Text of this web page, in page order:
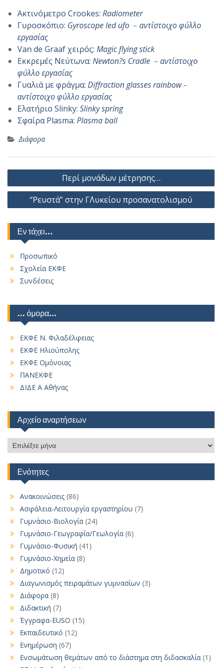
Ακτινόμετρο Crookes: Radiometer
Γυροσκόπιο: Gyroscope led ufo – αντίστοιχο φύλλο
εργασίας
Van de Graaf χειρός: Magic flying stick
Εκκρεμές Νεύτωνα: Newton?s Cradle – αντίστοιχο
φύλλο εργασίας
Γυαλιά με φράγμα: Diffraction glasses rainbow–
αντίστοιχο φύλλο εργασίας
Ελατήριο Slinky: Slinky spring
Σφαίρα Plasma: Plasma ball
Διάφορα
Πλοήγηση
άρθρων
Περί μονάδων μέτρησης…
“Ρευστά” στην Γ΄Λυκείου προσανατολισμού
Εν τάχει…
Προσωπικό
Σχολεία ΕΚΦΕ
Συνδέσεις
… όμορα…
ΕΚΦΕ Ν. Φιλαδέλφειας
ΕΚΦΕ Ηλιούπολης
ΕΚΦΕ Ομόνοιας
ΠΑΝΕΚΦΕ
ΔΙΔΕ Α Αθήνας
Αρχείο αναρτήσεων
Αρχείο
αναρτήσεων
Ενότητες
Ανακοινώσεις (86)
Ασφάλεια-Λειτουργία εργαστηρίου (7)
Γυμνάσιο-Βιολογία (24)
Γυμνάσιο-Γεωγραφία/Γεωλογία (6)
Γυμνάσιο-Φυσική (41)
Γυμνάσιο-Χημεία (8)
Δημοτικό (12)
Διαγωνισμός πειραμάτων γυμνασίων (3)
Διάφορα (8)
Διδακτική (7)
Έγγραφα-EUSO (15)
Εκπαιδευτικό (12)
Ενημέρωση (67)
Ενσωμάτωση θεμάτων από το διάστημα στη διδασκαλία (1)